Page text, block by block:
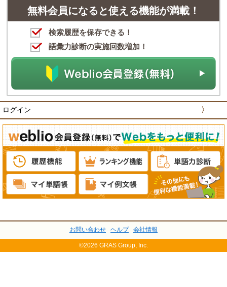
無料会員になると使える機能が満載！
検索履歴を保存できる！
語彙力診断の実施回数増加！
ログイン 〉
お問い合わせ ヘルプ 会社情報
©2026 GRAS Group, Inc.